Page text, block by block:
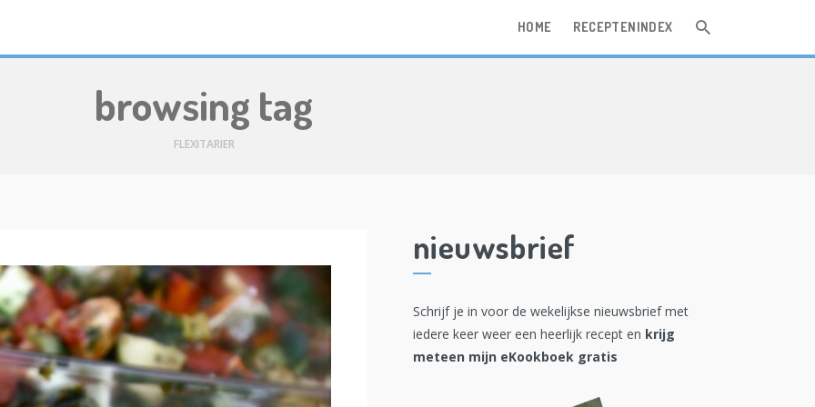
HOME RECEPTENINDEX
browsing tag
FLEXITARIER
nieuwsbrief
Schrijf je in voor de wekelijkse nieuwsbrief met
iedere keer weer een heerlijk recept en krijg
meteen mijn eKookboek gratis